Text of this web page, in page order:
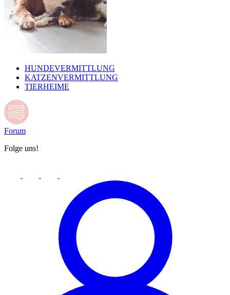
HUNDEVERMITTLUNG
KATZENVERMITTLUNG
TIERHEIME
Forum
Folge uns!